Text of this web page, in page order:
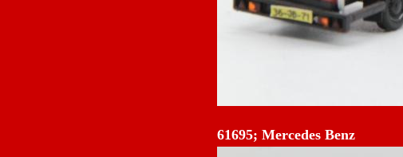
61695; Mercedes Benz